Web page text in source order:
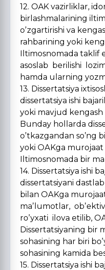
12. OAK vazirliklar,
birlashmalarining
oʼzgartirishi va
rahbarining yoki
Iltimosnomada taklif
asoslab berilishi
hamda ularning
13. Dissertatsiya
dissertatsiya ishi
yoki mavjud
Bunday hollarda
oʼtkazgandan soʼng
yoki OАKga murojaat
Iltimosnomada bir
14. Dissertatsiya ishi
dissertatsiyani
bilan OАKga
maʼlumotlar,
roʼyxati ilova etilib,
Dissertatsiyaning bir
sohasining har biri
sohasining kamida
15. Dissertatsiya ishi